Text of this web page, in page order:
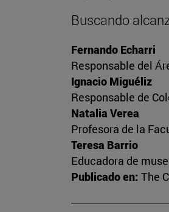
Buscando
Fernando Echarri
Responsable del
Ignacio Miguéliz
Responsable de
Natalia Verea
Profesora de la
Teresa Barrio
Educadora de
Publicado en: The